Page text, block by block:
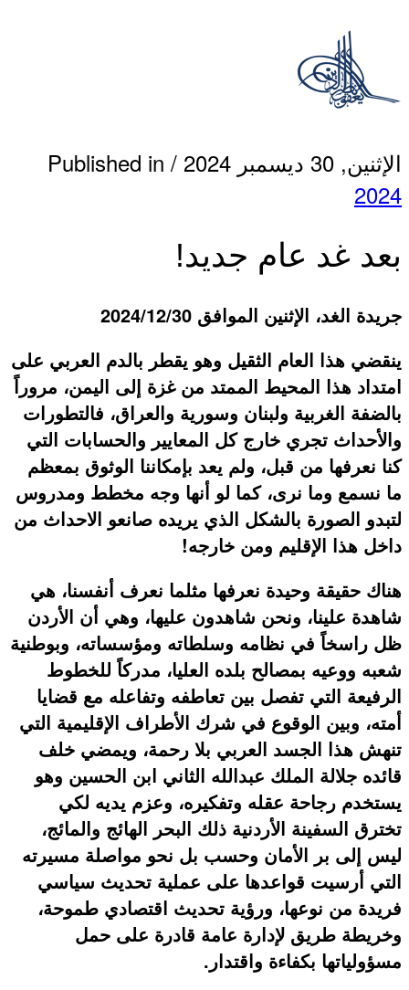
الإثنين, 30 ديسمبر 2024 /
Published in
2024
بعد غد عام جديد!
جريدة الغد، الإثنين الموافق 2024/12/30
ينقضي هذا العام الثقيل وهو يقطر بالدم العربي على
امتداد هذا المحيط الممتد من غزة إلى اليمن، مروراً
بالضفة الغربية ولبنان وسورية والعراق، فالتطورات
والأحداث تجري خارج كل المعايير والحسابات التي
كنا نعرفها من قبل، ولم يعد بإمكاننا الوثوق بمعظم
ما نسمع وما نرى، كما لو أنها وجه مخطط ومدروس
لتبدو الصورة بالشكل الذي يريده صانعو الاحداث من
داخل هذا الإقليم ومن خارجه!
هناك حقيقة وحيدة نعرفها مثلما نعرف أنفسنا، هي
شاهدة علينا، ونحن شاهدون عليها، وهي أن الأردن
ظل راسخاً في نظامه وسلطاته ومؤسساته، وبوطنية
شعبه ووعيه بمصالح بلده العليا، مدركاً للخطوط
الرفيعة التي تفصل بين تعاطفه وتفاعله مع قضايا
أمته، وبين الوقوع في شرك الأطراف الإقليمية التي
تنهش هذا الجسد العربي بلا رحمة، ويمضي خلف
قائده جلالة الملك عبدالله الثاني ابن الحسين وهو
يستخدم رجاحة عقله وتفكيره، وعزم يديه لكي
تخترق السفينة الأردنية ذلك البحر الهائج والمائج،
ليس إلى بر الأمان وحسب بل نحو مواصلة مسيرته
التي أرسيت قواعدها على عملية تحديث سياسي
فريدة من نوعها، ورؤية تحديث اقتصادي طموحة،
وخريطة طريق لإدارة عامة قادرة على حمل
مسؤولياتها بكفاءة واقتدار.